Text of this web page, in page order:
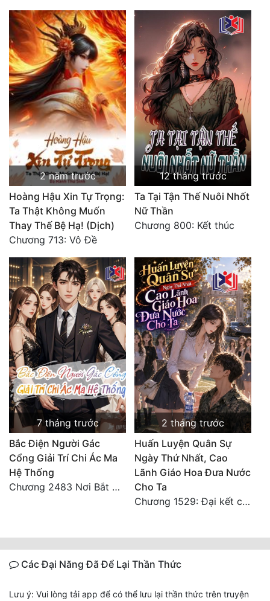
Điềm Đạm
2 năm trước
Hoàng Hậu Xin Tự Trọng:
Ta Thật Không Muốn
Thay Thế Bệ Hạ! (Dịch)
Chương 713: Vô Đề
12 tháng trước
Ta Tại Tận Thế Nuôi Nhốt
Nữ Thần
Chương 800: Kết thúc
7 tháng trước
Bắc Điện Người Gác
Cổng Giải Trí Chi Ác Ma
Hệ Thống
Chương 2483 Nơi Bắt Đầu Giấc Mơ 3 (Kết Thúc!)
2 tháng trước
Huấn Luyện Quân Sự
Ngày Thứ Nhất, Cao
Lãnh Giáo Hoa Đưa Nước
Cho Ta
Chương 1529: Đại kết cục
Các Đại Năng Đã Để Lại Thần Thức
Lưu ý: Vui lòng tải app để có thể lưu lại thần thức trên truyện